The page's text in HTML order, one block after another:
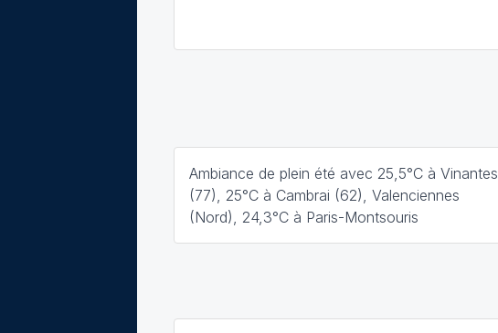
Ambiance de plein été avec 25,5°C à Vinantes
(77), 25°C à Cambrai (62), Valenciennes
(Nord), 24,3°C à Paris-Montsouris